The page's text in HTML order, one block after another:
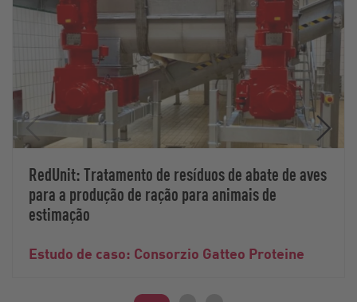
RedUnit: Tratamento de resíduos de abate de aves
para a produção de ração para animais de
estimação
Estudo de caso: Consorzio Gatteo Proteine